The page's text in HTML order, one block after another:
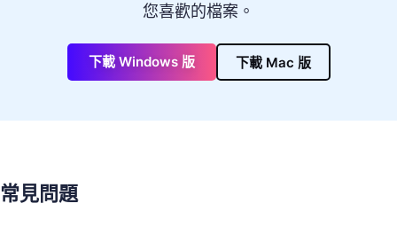
您喜歡的檔案。
下載 Windows 版 下載 Mac 版
常見問題